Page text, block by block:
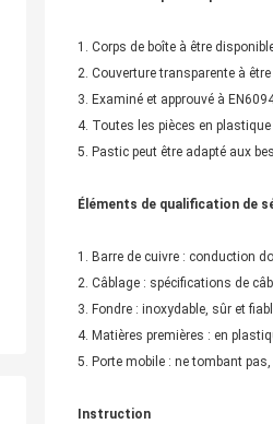
1. Corps de boîte à être
2. Couverture transparente à
3. Examiné et approuvé à
4. Toutes les pièces en
5. Pastic peut être adapté aux
Éléments de qualification de
1. Barre de cuivre : conduction
2. Câblage : spécifications de
3. Fondre : inoxydable, sûr et
4. Matières premières : en
5. Porte mobile : ne tombant
Instruction